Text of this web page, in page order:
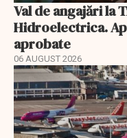
Val de angajări la
Hidroelectrica.
aprobate
06 AUGUST 2026